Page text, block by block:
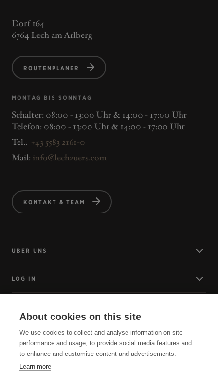
Dorf 164
6764 Lech am Arlberg
ROUTENPLANER
MONTAG BIS SONNTAG
Schalter: 08:00 - 13:00 Uhr & 14:00 - 17:00 Uhr
Telefon: 08:00 - 13:00 Uhr & 14:00 - 17:00 Uhr
Tel.: +43 5583 2161-0
Mail: info@lechzuers.com
KONTAKT & TEAM
ÜBER UNS
LOG IN
SERVICE
About cookies on this site
We use cookies to collect and analyse information on site
performance and usage, to provide social media features and
to enhance and customise content and advertisements.
Learn more